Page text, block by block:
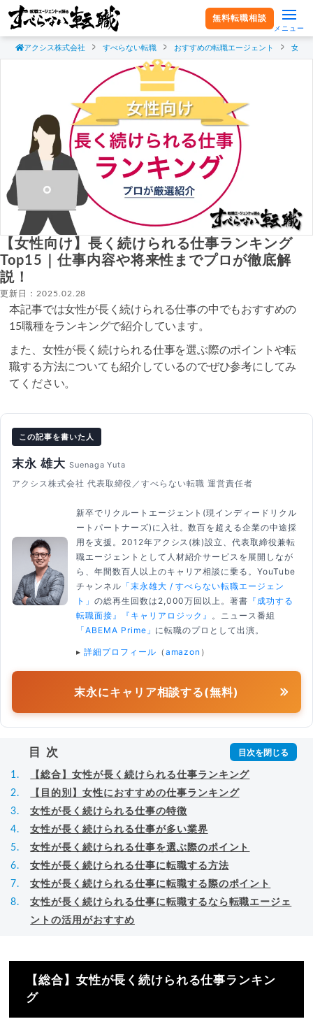
無料転職相談
メニュー
アクシス株式会社 すべらない転職 おすすめの転職エージェント 女性
【女性向け】長く続けられる仕事ランキング
Top15｜仕事内容や将来性までプロが徹底解
説！
更新日：2025.02.28
本記事では女性が長く続けられる仕事の中でもおすすめの
15職種をランキングで紹介しています。
また、女性が長く続けられる仕事を選ぶ際のポイントや転
職する方法についても紹介しているのでぜひ参考にしてみ
てください。
この記事を書いた人
末永 雄大 Suenaga Yuta
アクシス株式会社 代表取締役／すべらない転職 運営責任者
新卒でリクルートエージェント(現インディードリクル
ートパートナーズ)に入社。数百を超える企業の中途採
用を支援。2012年アクシス(株)設立、代表取締役兼転
職エージェントとして人材紹介サービスを展開しなが
ら、年間数百人以上のキャリア相談に乗る。YouTube
チャンネル 「末永雄大 / すべらない転職エージェン
ト」 の総再生回数は2,000万回以上。著書 『成功する
転職面接』
『キャリアロジック』
。ニュース番組
「ABEMA Prime」 に転職のプロとして出演。
▸ 詳細プロフィール （ amazon ）
末永にキャリア相談する(無料)
目次
【総合】女性が長く続けられる仕事ランキング
【目的別】女性におすすめの仕事ランキング
女性が長く続けられる仕事の特徴
女性が長く続けられる仕事が多い業界
女性が長く続けられる仕事を選ぶ際のポイント
女性が長く続けられる仕事に転職する方法
女性が長く続けられる仕事に転職する際のポイント
女性が長く続けられる仕事に転職するなら転職エージェ
ントの活用がおすすめ
【総合】女性が長く続けられる仕事ランキン
グ